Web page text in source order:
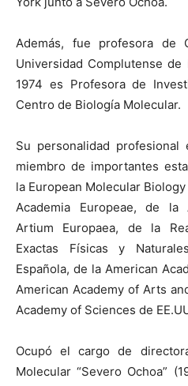
Además, fue profesora de
Universidad Complutense
1974 es Profesora de
Centro de Biología Molecular.
Su personalidad
miembro de importantes
la European Molecular
Academia Europeae, de la
Artium Europaea, de la
Exactas Físicas y
Española, de la American
American Academy of Arts
Academy of Sciences de
Ocupó el cargo de
Molecular “Severo Ochoa”